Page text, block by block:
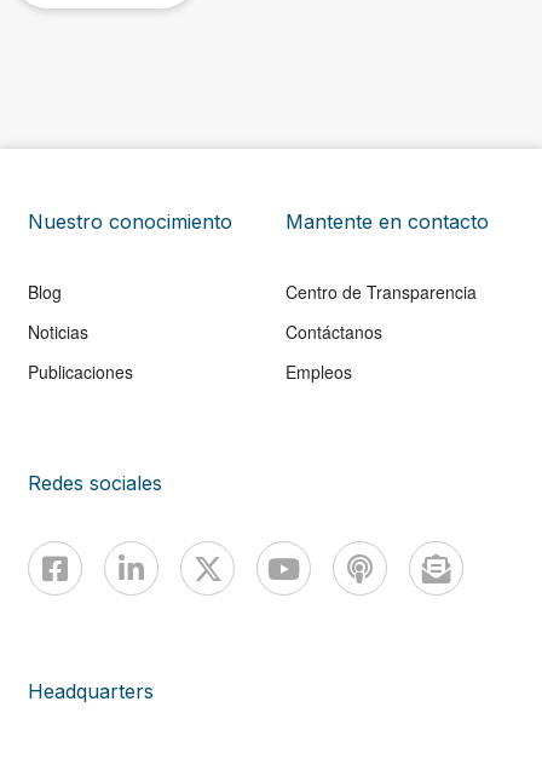
Nuestro conocimiento
Blog
Noticias
Publicaciones
Mantente en contacto
Centro de Transparencia
Contáctanos
Empleos
Redes sociales
Headquarters